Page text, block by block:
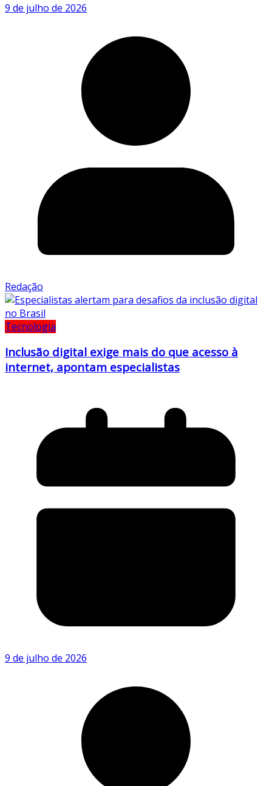
9 de julho de 2026
Redação
Tecnologia
Inclusão digital exige mais do que acesso à
internet, apontam especialistas
9 de julho de 2026